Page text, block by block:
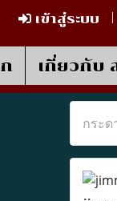
เข้าสู่ระบบ
เกี่ยวกับ
กระ